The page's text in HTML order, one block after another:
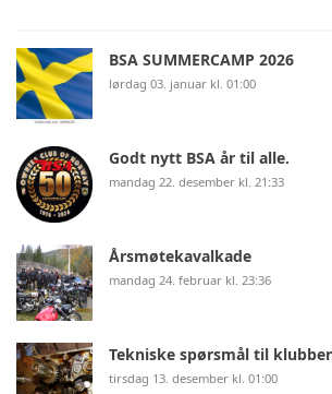
BSA SUMMERCAMP 2026
lørdag 03. januar kl. 01:00
Godt nytt BSA år til alle.
mandag 22. desember kl. 21:33
Årsmøtekavalkade
mandag 24. februar kl. 23:36
Tekniske spørsmål til
tirsdag 13. desember kl. 01:00